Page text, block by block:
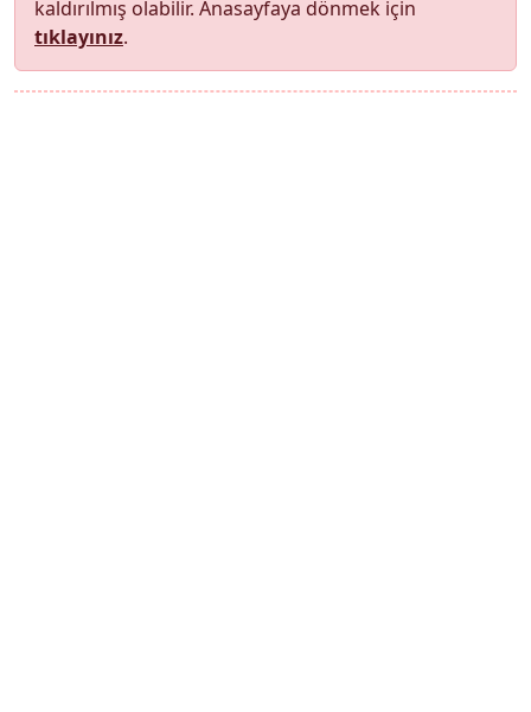
kaldırılmış olabilir. Anasayfaya dönmek için
tıklayınız.